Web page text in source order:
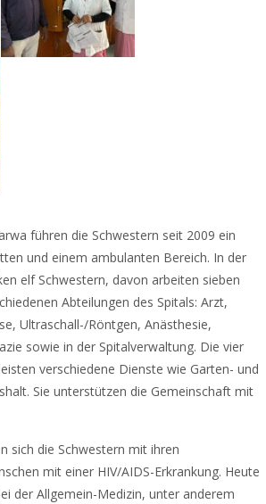
führen die Schwestern seit 2009 ein
und einem ambulanten Bereich. In der
elf Schwestern, davon arbeiten sieben
Abteilungen des Spitals: Arzt,
Ultraschall-/Röntgen, Anästhesie,
sowie in der Spitalverwaltung. Die vier
verschiedene Dienste wie Garten- und
Sie unterstützen die Gemeinschaft mit
sich die Schwestern mit ihren
mit einer HIV/AIDS-Erkrankung. Heute
der Allgemein-Medizin, unter anderem